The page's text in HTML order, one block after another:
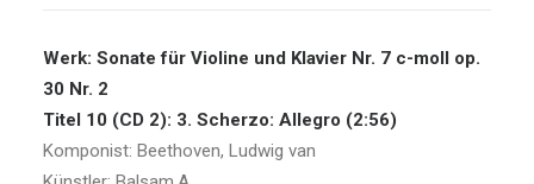
Werk: Sonate für Violine und Klavier Nr. 7 c-moll op.
30 Nr. 2
Titel 10 (CD 2): 3. Scherzo: Allegro (2:56)
Komponist: Beethoven, Ludwig van